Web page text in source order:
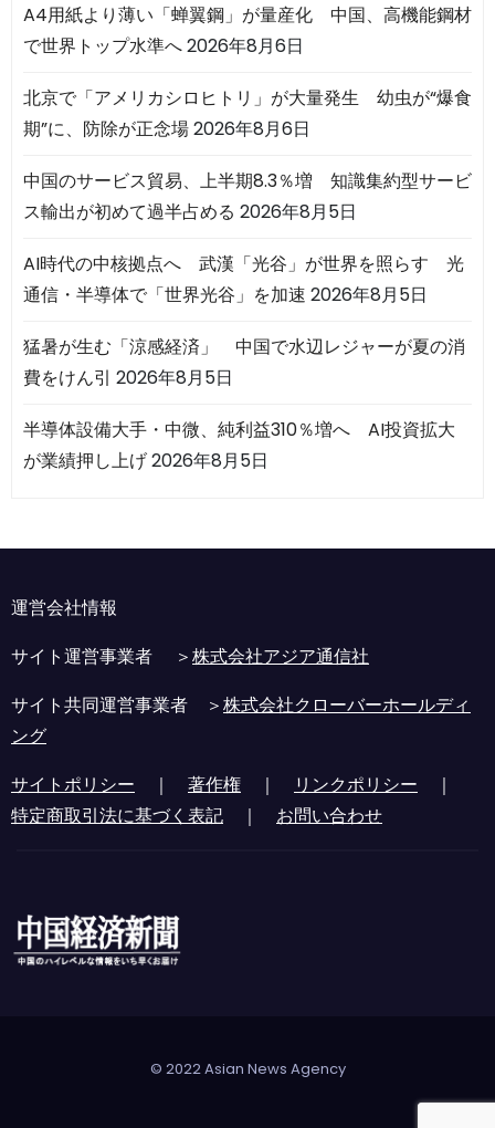
A4用紙より薄い「蝉翼鋼」が量産化 中国、高機能鋼材
で世界トップ水準へ2026年8月6日
北京で「アメリカシロヒトリ」が大量発生 幼虫が“爆食
期”に、防除が正念場2026年8月6日
中国のサービス貿易、上半期8.3％増 知識集約型サービ
ス輸出が初めて過半占める 2026年8月5日
AI時代の中核拠点へ 武漢「光谷」が世界を照らす 光
通信・半導体で「世界光谷」を加速 2026年8月5日
猛暑が生む「涼感経済」 中国で水辺レジャーが夏の消
費をけん引 2026年8月5日
半導体設備大手・中微、純利益310％増へ AI投資拡大
が業績押し上げ2026年8月5日
運営会社情報
サイト運営事業者 ＞株式会社アジア通信社
サイト共同運営事業者 ＞株式会社クローバーホールディ
ング
サイトポリシー ｜ 著作権 ｜ リンクポリシー ｜
特定商取引法に基づく表記 ｜ お問い合わせ
© 2022 Asian News Agency